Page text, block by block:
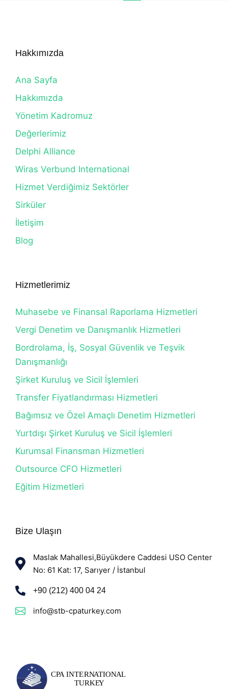
Hakkımızda
Ana Sayfa
Hakkımızda
Yönetim Kadromuz
Değerlerimiz
Delphi Alliance
Wiras Verbund International
Hizmet Verdiğimiz Sektörler
Sirküler
İletişim
Blog
Hizmetlerimiz
Muhasebe ve Finansal Raporlama Hizmetleri
Vergi Denetim ve Danışmanlık Hizmetleri
Bordrolama, İş, Sosyal Güvenlik ve Teşvik
Danışmanlığı
Şirket Kuruluş ve Sicil İşlemleri
Transfer Fiyatlandırması Hizmetleri
Bağımsız ve Özel Amaçlı Denetim Hizmetleri
Yurtdışı Şirket Kuruluş ve Sicil İşlemleri
Kurumsal Finansman Hizmetleri
Outsource CFO Hizmetleri
Eğitim Hizmetleri
Bize Ulaşın
Maslak Mahallesi,Büyükdere Caddesi USO Center
No: 61 Kat: 17, Sarıyer / İstanbul
+90 (212) 400 04 24
info@stb-cpaturkey.com